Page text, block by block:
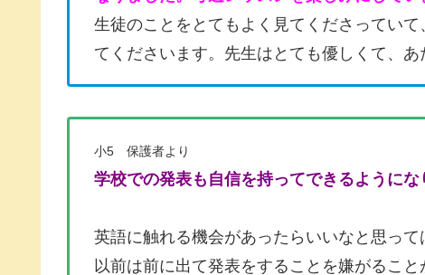
生徒のことをとてもよく見てくださってい
てくださいます。先生はとても優しくて、あ
小5 保護者より
学校での発表も自信を持ってできるようにな
英語に触れる機会があったらいいなと思って
以前は前に出て発表をすることを嫌がるこ